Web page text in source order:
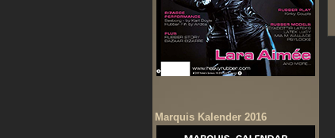
Marquis Kalender 2016